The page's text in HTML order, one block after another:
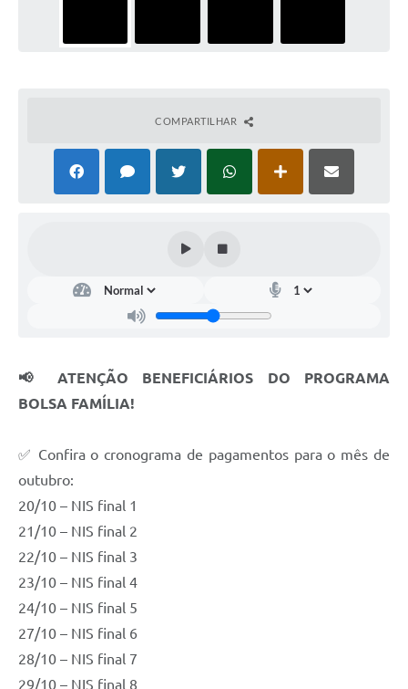
COMPARTILHAR
📢 ATENÇÃO BENEFICIÁRIOS DO PROGRAMA
BOLSA FAMÍLIA!
✅ Confira o cronograma de pagamentos para o mês de
outubro:
20/10 – NIS final 1
21/10 – NIS final 2
22/10 – NIS final 3
23/10 – NIS final 4
24/10 – NIS final 5
27/10 – NIS final 6
28/10 – NIS final 7
29/10 – NIS final 8